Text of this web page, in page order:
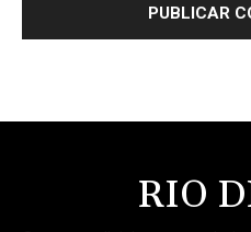
RIO